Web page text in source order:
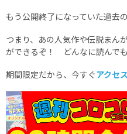
もう公開終了になっていた過去
つまり、あの人気作や伝説まん
ができるぞ！ どんなに読んで
期間限定だから、今すぐアクセ